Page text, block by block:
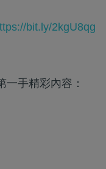
bit.ly/2kgU8qg
手精彩內容：